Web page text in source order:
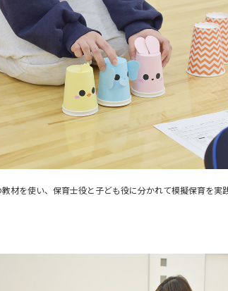
材を使い、保育士役と子ども役に分かれて模擬保育を実